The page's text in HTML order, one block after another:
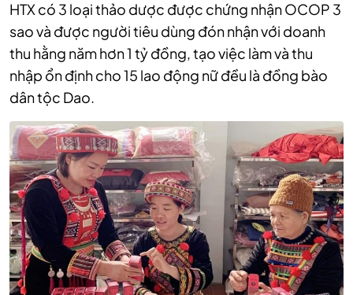
HTX có 3 loại thảo dược được chứng nhận OCOP 3
sao và được người tiêu dùng đón nhận với doanh
thu hằng năm hơn 1 tỷ đồng, tạo việc làm và thu
nhập ổn định cho 15 lao động nữ đều là đồng bào
dân tộc Dao.